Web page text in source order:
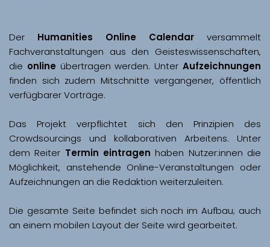
Der Humanities Online Calendar versammelt
Fachveranstaltungen aus den Geisteswissenschaften,
die online übertragen werden. Unter Aufzeichnungen
finden sich zudem Mitschnitte vergangener, öffentlich
Das Projekt verpflichtet sich den Prinzipien des
Crowdsourcings und kollaborativen Arbeitens. Unter
dem Reiter Termin eintragen haben Nutzer:innen die
Möglichkeit, anstehende Online-Veranstaltungen oder
Aufzeichnungen an die Redaktion weiterzuleiten.
Die gesamte Seite befindet sich noch im Aufbau; auch